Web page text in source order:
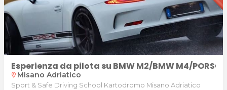
Esperienza da pilota su BMW M2/BMW M4/
location_on Misano Adriatico
Sport & Safe Driving School Kartodromo Misano Adriatico